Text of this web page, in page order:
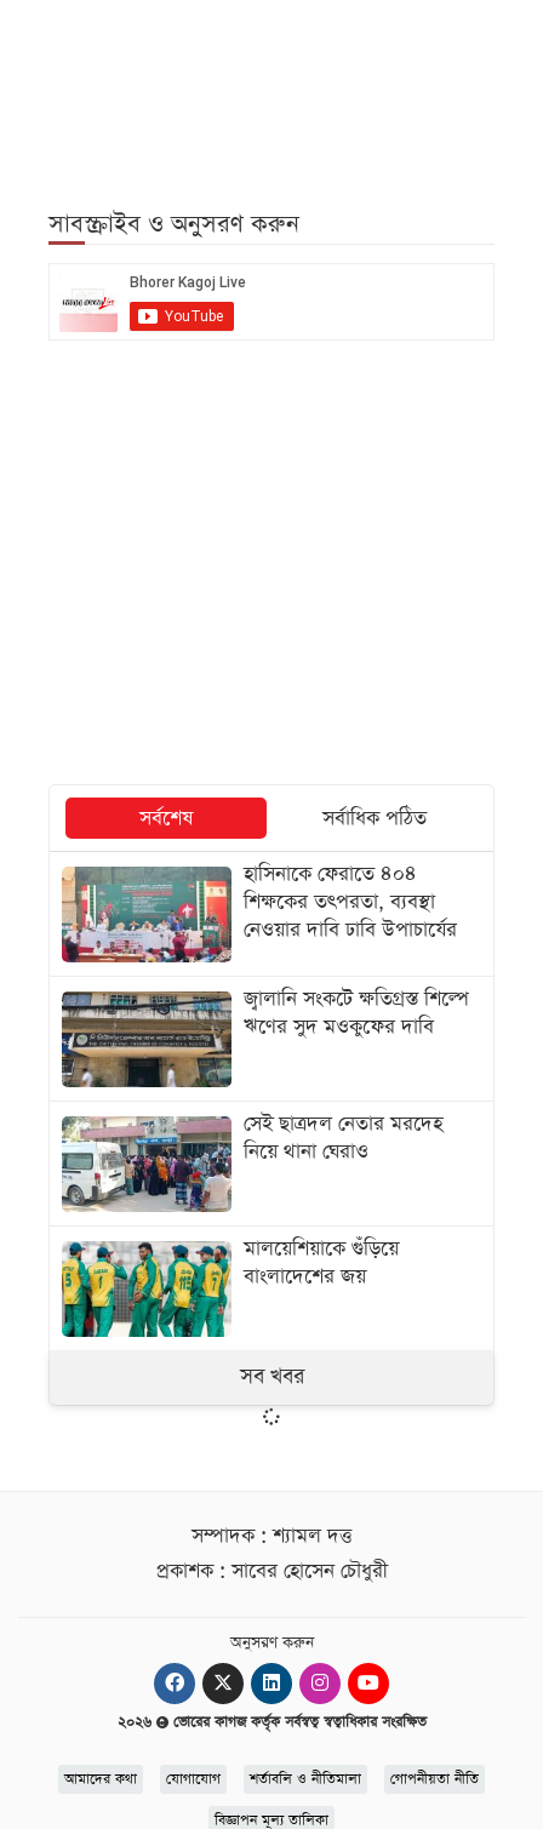
সাবস্ক্রাইব ও অনুসরণ করুন
সর্বশেষ
সর্বাধিক পঠিত
হাসিনাকে ফেরাতে ৪০৪
শিক্ষকের তৎপরতা, ব্যবস্থা
নেওয়ার দাবি ঢাবি উপাচার্যের
জ্বালানি সংকটে ক্ষতিগ্রস্ত শিল্পে
ঋণের সুদ মওকুফের দাবি
সেই ছাত্রদল নেতার মরদেহ
নিয়ে থানা ঘেরাও
মালয়েশিয়াকে গুঁড়িয়ে
বাংলাদেশের জয়
সব খবর
সম্পাদক : শ্যামল দত্ত
প্রকাশক : সাবের হোসেন চৌধুরী
অনুসরণ করুন
২০২৬ ভোরের কাগজ কর্তৃক সর্বস্বত্ব স্বত্বাধিকার সংরক্ষিত
আমাদের কথা যোগাযোগ শর্তাবলি ও নীতিমালা গোপনীয়তা নীতি
বিজ্ঞাপন মূল্য তালিকা